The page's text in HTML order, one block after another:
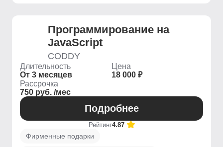
Программирование на
JavaScript
CODDY
Длительность
От 3 месяцев
Цена
18 000 ₽
Рассрочка
750 руб. /мес
Подробнее
Рейтинг4.87
Фирменные подарки